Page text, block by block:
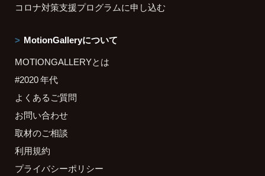
コロナ対策支援プログラムに申し込む
MotionGalleryについて
MOTIONGALLERYとは
#2020 年代
よくあるご質問
お問い合わせ
取材のご相談
利用規約
プライバシーポリシー